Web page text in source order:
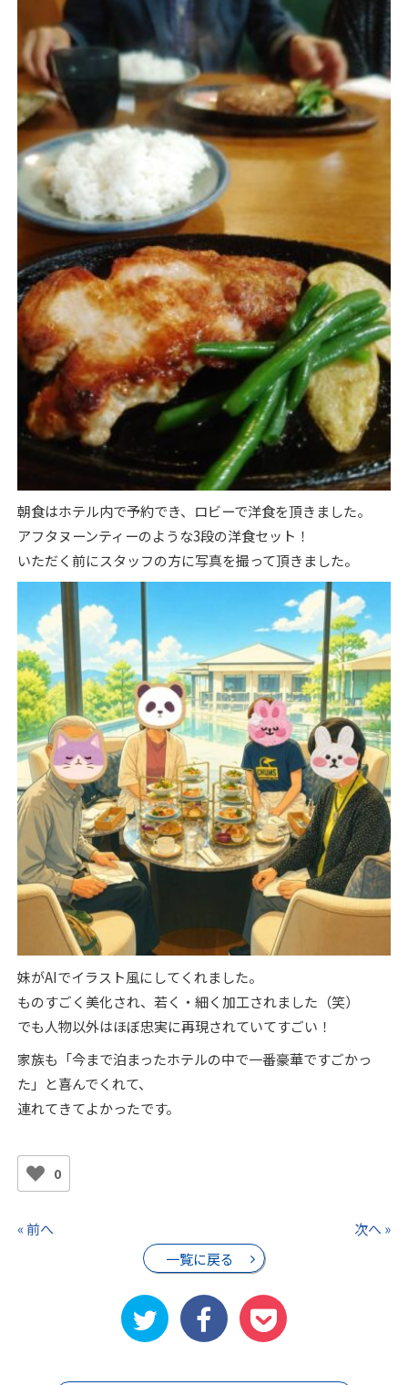
朝食はホテル内で予約でき、ロビーで洋食を頂きました。
アフタヌーンティーのような3段の洋食セット！
いただく前にスタッフの方に写真を撮って頂きました。
妹がAIでイラスト風にしてくれました。
ものすごく美化され、若く・細く加工されました（笑）
でも人物以外はほぼ忠実に再現されていてすごい！
家族も「今まで泊まったホテルの中で一番豪華ですごかっ
た」と喜んでくれて、
連れてきてよかったです。
0
« 前へ
一覧に戻る
次へ »